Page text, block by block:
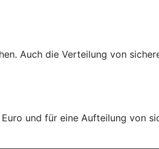
Auch die Verteilung von
und für eine Aufteilung von